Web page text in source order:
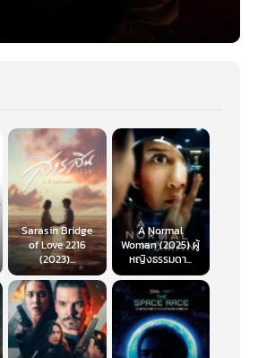
Sarasin Bridge
of Love 2216
(2023)...
A Normal
Woman (2025) ผู้
หญิงธรรมดา...